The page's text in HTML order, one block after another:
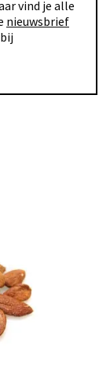
vind je alle
nieuwsbrief